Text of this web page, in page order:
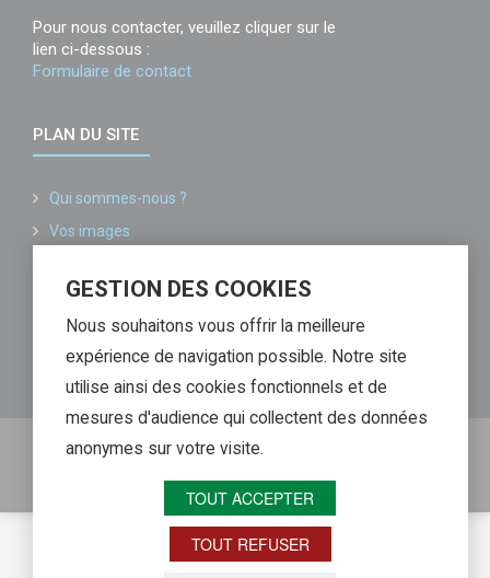
Pour nous contacter, veuillez cliquer sur le
lien ci-dessous :
Formulaire de contact
PLAN DU SITE
Qui sommes-nous ?
Vos images
Informations légales
Liste de nos partenaires
Contactez-nous
Copyright @ Image MP - Reproduction interdite sans
Retour haut de page
GESTION DES COOKIES
Nous souhaitons vous offrir la meilleure
expérience de navigation possible. Notre site
utilise ainsi des cookies fonctionnels et de
mesures d'audience qui collectent des données
anonymes sur votre visite.
TOUT ACCEPTER
TOUT REFUSER